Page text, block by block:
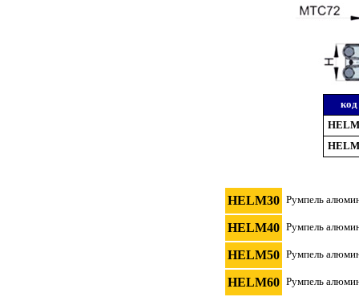
код
HELM30 Румпель
HELM40 Румпель
HELM50 Румпель
HELM60 Румпель